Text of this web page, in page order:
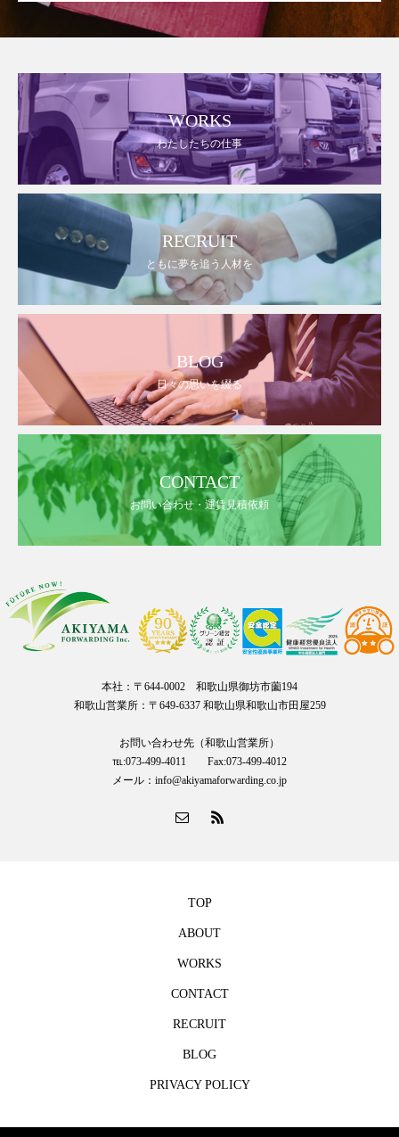
WORKS
わたしたちの仕事
RECRUIT
ともに夢を追う人材を
BLOG
日々の思いを綴る
CONTACT
お問い合わせ・運賃見積依頼
本社：〒644-0002 和歌山県御坊市薗194
和歌山営業所：〒649-6337 和歌山県和歌山市田屋259
お問い合わせ先（和歌山営業所）
℡:073-499-4011 Fax:073-499-4012
メール：info@akiyamaforwarding.co.jp
TOP
ABOUT
WORKS
CONTACT
RECRUIT
BLOG
PRIVACY POLICY